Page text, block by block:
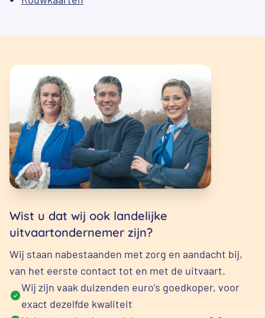
Wist u dat wij ook landelijke
uitvaartondernemer zijn?
Wij staan nabestaanden met zorg en aandacht bij,
van het eerste contact tot en met de uitvaart.
Wij zijn vaak duizenden euro’s goedkoper, voor
exact dezelfde kwaliteit